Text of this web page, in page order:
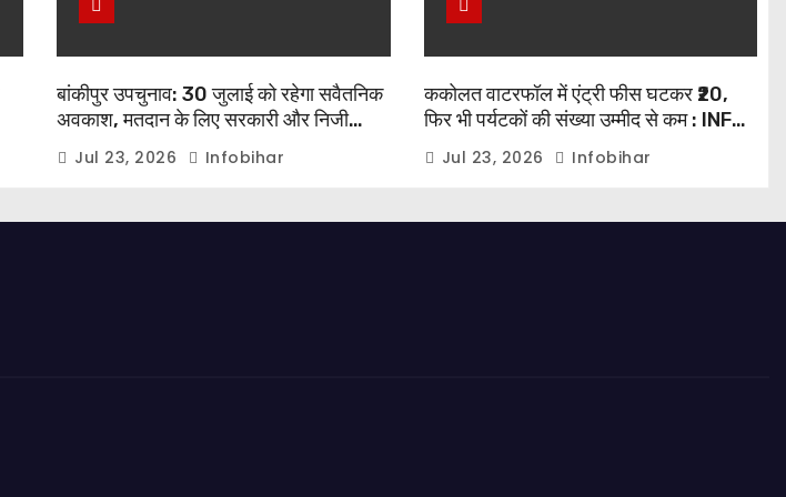
बांकीपुर उपचुनाव: 30 जुलाई को रहेगा सवैतनिक
अवकाश, मतदान के लिए सरकारी और निजी
कर्मचारियों को मिलेगी छुट्टी
Jul 23, 2026 Infobihar
ककोलत वाटरफॉल में एंट्री फीस घटकर ₹20,
फिर भी पर्यटकों की संख्या उम्मीद से कम : INFO
BIHAR
Jul 23, 2026 Infobihar